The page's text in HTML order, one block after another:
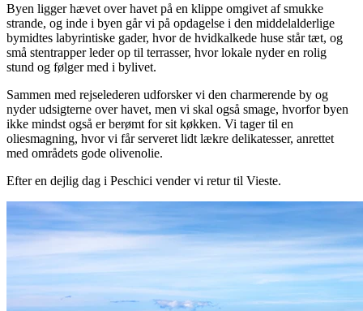
Byen ligger hævet over havet på en klippe omgivet af smukke
strande, og inde i byen går vi på opdagelse i den middelalderlige
bymidtes labyrintiske gader, hvor de hvidkalkede huse står tæt, og
små stentrapper leder op til terrasser, hvor lokale nyder en rolig
stund og følger med i bylivet.
Sammen med rejselederen udforsker vi den charmerende by og
nyder udsigterne over havet, men vi skal også smage, hvorfor byen
ikke mindst også er berømt for sit køkken. Vi tager til en
oliesmagning, hvor vi får serveret lidt lækre delikatesser, anrettet
med områdets gode olivenolie.
Efter en dejlig dag i Peschici vender vi retur til Vieste.